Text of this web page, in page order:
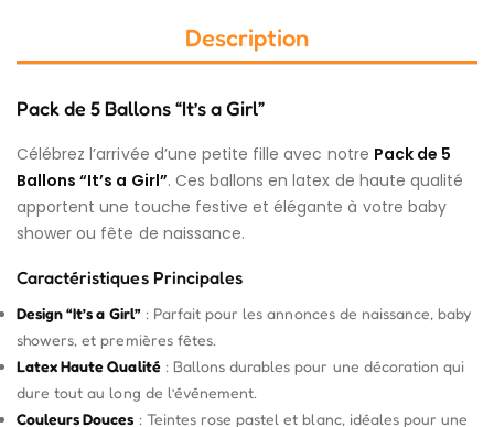
Description
Pack de 5 Ballons “It’s a Girl”
Célébrez l’arrivée d’une petite fille avec notre Pack de 5
Ballons “It’s a Girl”. Ces ballons en latex de haute qualité
apportent une touche festive et élégante à votre baby
shower ou fête de naissance.
Caractéristiques Principales
Design “It’s a Girl”: Parfait pour les annonces de naissance, baby
showers, et premières fêtes.
Latex Haute Qualité: Ballons durables pour une décoration qui
dure tout au long de l’événement.
Couleurs Douces : Teintes rose pastel et blanc, idéales pour une